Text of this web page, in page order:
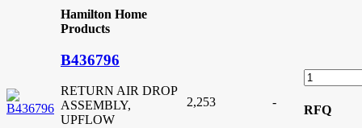
Hamilton Home
Products
B436796
RETURN AIR DROP
ASSEMBLY,
UPFLOW
2,253 -
RFQ